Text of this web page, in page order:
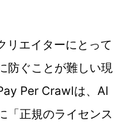
リエイターにとって
防ぐことが難しい現
Per Crawlは、AI
「正規のライセンス